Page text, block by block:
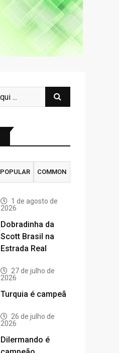
POPULAR COMMON
1 de agosto de
2026
Dobradinha da
Scott Brasil na
Estrada Real
27 de julho de
2026
Turquia é campeã
26 de julho de
2026
Dilermando é